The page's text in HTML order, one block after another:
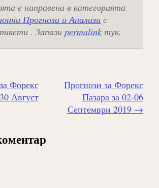
е направена в категорията
Прогнози и Анализи с
. Запазиpermalink тук.
Форекс
Август
Прогнози за Форекс
Пазара за 02-06
Септември 2019 →